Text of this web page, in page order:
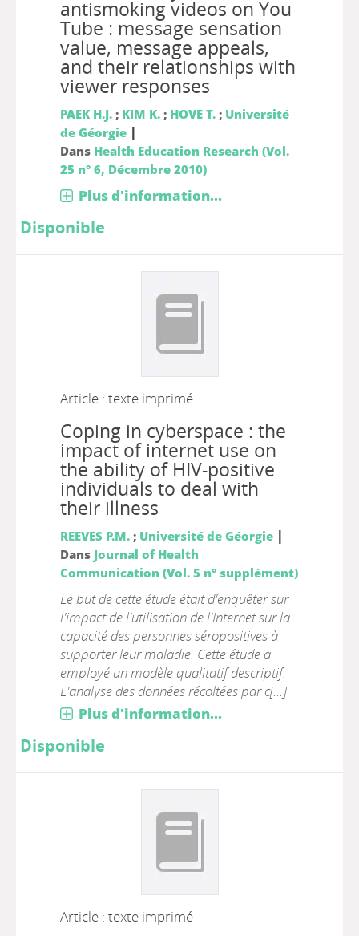
antismoking videos on You
Tube : message sensation
value, message appeals,
and their relationships with
viewer responses
PAEK H.J.; KIM K.; HOVE T.; Université
de Géorgie |
Dans Health Education Research (Vol.
25 n° 6, Décembre 2010)
Plus d'information...
Disponible
Article : texte imprimé
Coping in cyberspace : the
impact of internet use on
the ability of HIV-positive
individuals to deal with
their illness
REEVES P.M.; Université de Géorgie |
Dans Journal of Health
Communication (Vol. 5 n° supplément)
Le but de cette étude était d'enquêter sur
l'impact de l'utilisation de l'Internet sur la
capacité des personnes séropositives à
supporter leur maladie. Cette étude a
employé un modèle qualitatif descriptif.
L'analyse des données récoltées par c[...]
Plus d'information...
Disponible
Article : texte imprimé